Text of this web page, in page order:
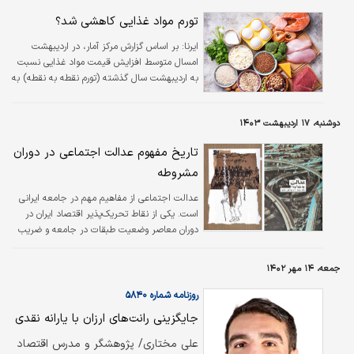
تورم مواد غذایی کاهشی شد؟
ایرنا: بر اساس گزارش مرکز آمار، در اردیبهشت
امسال متوسط افزایش قیمت مواد غذایی نسبت
به اردیبهشت سال گذشته (تورم نقطه به نقطه) به
دوشنبه، ۱۷ اردیبهشت ۱۴۰۳
تاریخ مفهوم عدالت اجتماعی در دوران
مشروطه
عدالت اجتماعی از مفاهیم مهم در جامعه ایرانی
است. یکی از نقاط تحریک‌پذیر اقتصاد ایران در
دوران معاصر وضعیت طبقات در جامعه و ضریب
اگر امروز وعده و وعید‌های اقتصادی در میان مردم
شنیده می‌شود و مورد توجه مثبت یا منفی قرار
می‌گیرد همگی از احساس بی عدالتی ای برمی
خیزد که این سالیان خود را قربانی آن دانسته‌اند.
جمعه، ۱۴ مهر ۱۴۰۲
روزنامه شماره ۵۸۴۰
جایگزینی رانت‏‏‌های ارزان با یارانه نقدی
علی مختاری/ پژوهشگر و مدرس اقتصاد